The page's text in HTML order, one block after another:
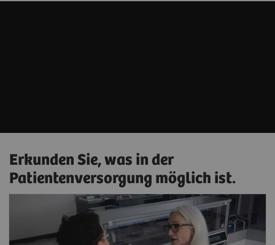
Erkunden Sie, was in der
Patientenversorgung möglich ist.